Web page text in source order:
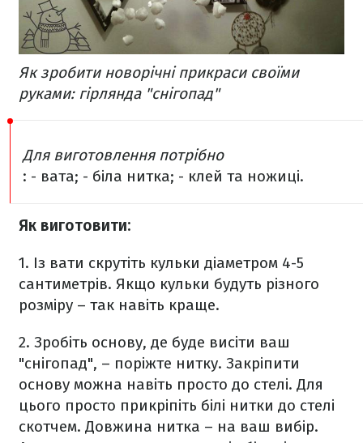
Як зробити новорічні прикраси своїми
руками: гірлянда "снігопад"
Для виготовлення потрібно
: - вата; - біла нитка; - клей та ножиці.
Як виготовити:
1. Із вати скрутіть кульки діаметром 4-5
сантиметрів. Якщо кульки будуть різного
розміру – так навіть краще.
2. Зробіть основу, де буде висіти ваш
"снігопад", – поріжте нитку. Закріпити
основу можна навіть просто до стелі. Для
цього просто прикріпіть білі нитки до стелі
скотчем. Довжина нитка – на ваш вибір.